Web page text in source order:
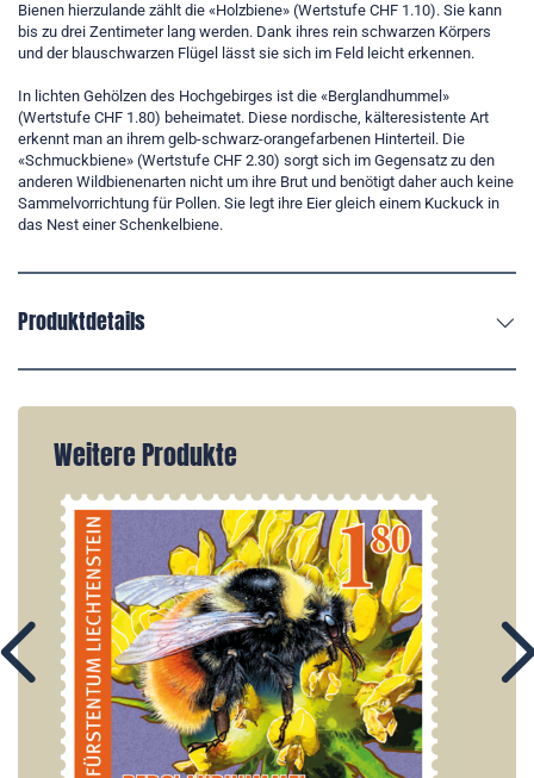
Bienen hierzulande zählt die «Holzbiene» (Wertstufe CHF 1.10). Sie kann
bis zu drei Zentimeter lang werden. Dank ihres rein schwarzen Körpers
und der blauschwarzen Flügel lässt sie sich im Feld leicht erkennen.
In lichten Gehölzen des Hochgebirges ist die «Berglandhummel»
(Wertstufe CHF 1.80) beheimatet. Diese nordische, kälteresistente Art
erkennt man an ihrem gelb-schwarz-orangefarbenen Hinterteil. Die
«Schmuckbiene» (Wertstufe CHF 2.30) sorgt sich im Gegensatz zu den
anderen Wildbienenarten nicht um ihre Brut und benötigt daher auch keine
Sammelvorrichtung für Pollen. Sie legt ihre Eier gleich einem Kuckuck in
das Nest einer Schenkelbiene.
Produktdetails
Weitere Produkte